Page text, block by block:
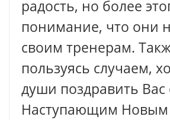
радость, но более
понимание, что они
своим тренерам.
пользуясь случаем,
души поздравить Вас
Наступающим Новым